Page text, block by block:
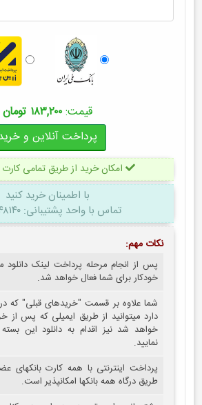
قیمت:۱۸۳,۲۰۰ تومان
امکان خرید از طریق تمامی
با اطمینان خرید کنید
تماس با واحد پشتیبانی: ۰۹۱۰۰۰۴۸۱۴۰
نکات مهم:
پس از انجام مرحله پرداخت لینک
خودکار برای شما فعال خواهد شد.
شما علاوه بر قسمت "خریدهای قبلی" که
دارد میتوانید از طریق ایمیلی که پس از
خواهد شد نیز اقدام به دانلود این
نمایید.
پرداخت اینترنتی با همه کارت بانکهای
طریق درگاه همه بانکها امکانپذیر است.